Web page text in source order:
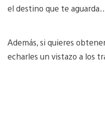
el destino que te
Además, si quieres
echarles un vistazo a los